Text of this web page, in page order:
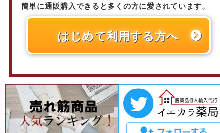
簡単に通販購入できると多くの方に愛されています。
はじめて利用する方へ